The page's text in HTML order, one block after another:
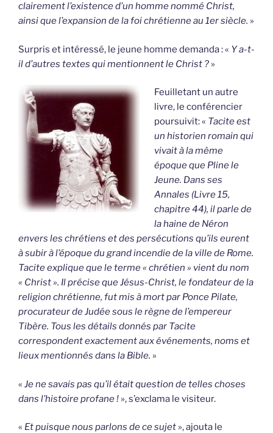
clairement l’existence d’un homme nommé Christ,
ainsi que l’expansion de la foi chrétienne au 1er siècle. »
Surpris et intéressé, le jeune homme demanda : « Y a-t-
il d’autres textes qui mentionnent le Christ ? »
Feuilletant un autre
livre, le conférencier
poursuivit: « Tacite est
un historien romain qui
vivait à la même
époque que Pline le
Jeune. Dans ses
Annales (Livre 15,
chapitre 44), il parle de
la haine de Néron
envers les chrétiens et des persécutions qu’ils eurent
à subir à l’époque du grand incendie de la ville de Rome.
Tacite explique que le terme « chrétien » vient du nom
« Christ ». Il précise que Jésus-Christ, le fondateur de la
religion chrétienne, fut mis à mort par Ponce Pilate,
procurateur de Judée sous le règne de l’empereur
Tibère. Tous les détails donnés par Tacite
correspondent exactement aux événements, noms et
lieux mentionnés dans la Bible. »
« Je ne savais pas qu’il était question de telles choses
dans l’histoire profane ! », s’exclama le visiteur.
« Et puisque nous parlons de ce sujet », ajouta le